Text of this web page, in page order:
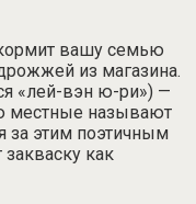
кормит вашу семью
из магазина.
«лей-вэн ю-ри») —
местные называют
за этим поэтичным
как